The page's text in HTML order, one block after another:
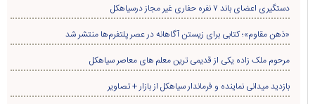
دستگیری اعضای باند ۷ نفره حفاری غير مجاز درسیاهکل
«ذهن مقاوم»؛ کتابی برای زیستن آگاهانه در عصر پلتفرم‌ها منتشر شد
مرحوم ملک زاده یکی از قدیمی ترین معلم های معاصر سیاهکل
بازدید میدانی نماینده و فرماندار سیاهکل از بازار + تصاویر